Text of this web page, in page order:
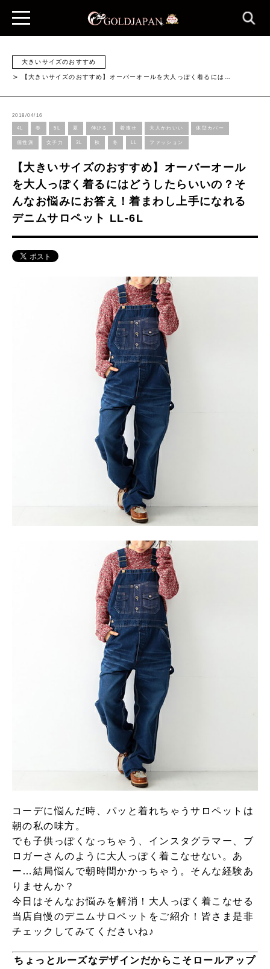
大きいサイズのおすすめ
【大きいサイズのおすすめ】オーバーオールを大人っぽく着るには…
2018/04/16
4L 春 5L 夏 伸びる 着痩せ 大人かわいい 体型カバー
個性派 女子力 3L 秋 冬 LL ファッション
【大きいサイズのおすすめ】オーバーオール
を大人っぽく着るにはどうしたらいいの？そ
んなお悩みにお答え！着まわし上手になれる
デニムサロペット LL-6L
コーデに悩んだ時、パッと着れちゃうサロペットは
朝の私の味方。
でも子供っぽくなっちゃう、インスタグラマー、ブ
ロガーさんのように大人っぽく着こなせない。あ
ー…結局悩んで朝時間かかっちゃう。そんな経験あ
りませんか？
今日はそんなお悩みを解消！大人っぽく着こなせる
当店自慢のデニムサロペットをご紹介！皆さま是非
チェックしてみてくださいね♪
ちょっとルーズなデザインだからこそロールアップ